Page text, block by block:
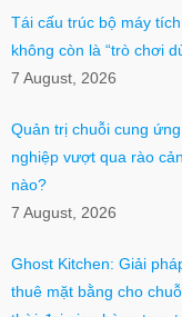
Tái cấu trúc bộ máy
không còn là “trò chơi
7 August, 2026
Quản trị chuỗi cung
nghiệp vượt qua rào
nào?
7 August, 2026
Ghost Kitchen: Giải
thuê mặt bằng cho